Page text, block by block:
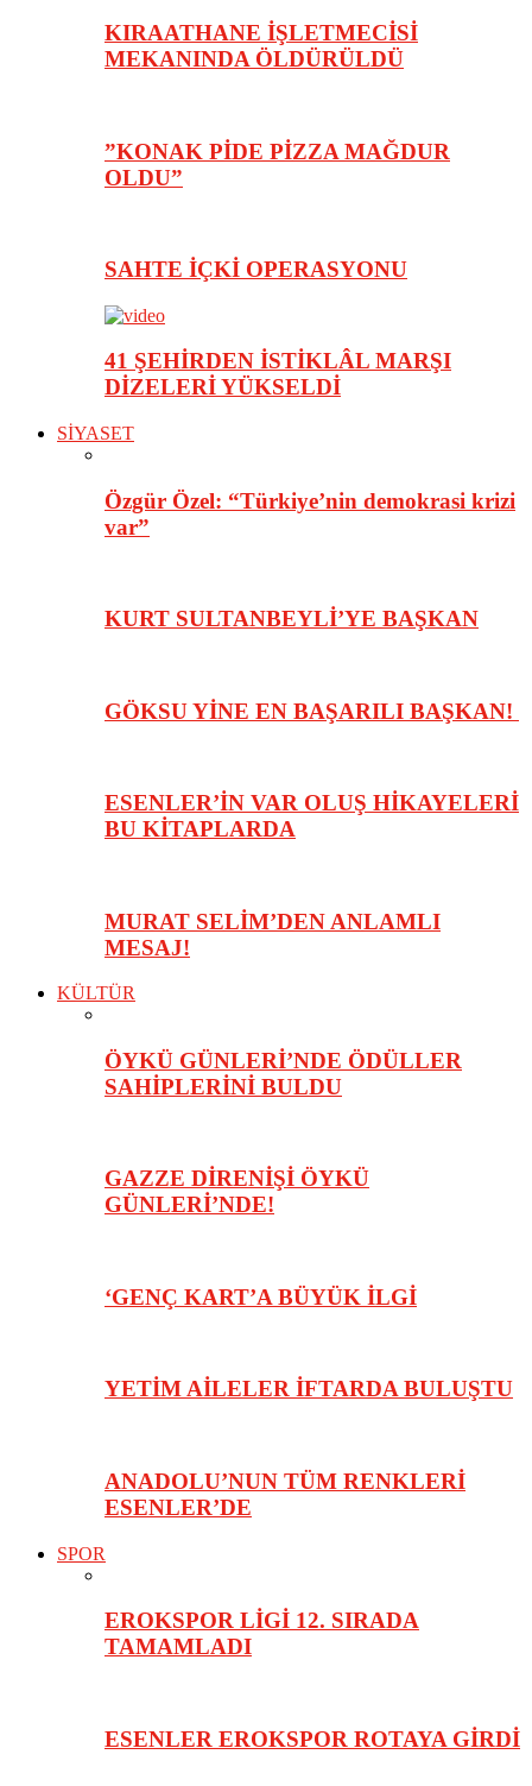
KIRAATHANE İŞLETMECİSİ
MEKANINDA ÖLDÜRÜLDÜ
”KONAK PİDE PİZZA MAĞDUR
OLDU”
SAHTE İÇKİ OPERASYONU
41 ŞEHİRDEN İSTİKLÂL MARŞI
DİZELERİ YÜKSELDİ
SİYASET
Özgür Özel: “Türkiye’nin demokrasi krizi
var”
KURT SULTANBEYLİ’YE BAŞKAN
GÖKSU YİNE EN BAŞARILI BAŞKAN!
ESENLER’İN VAR OLUŞ HİKAYELERİ
BU KİTAPLARDA
MURAT SELİM’DEN ANLAMLI
MESAJ!
KÜLTÜR
ÖYKÜ GÜNLERİ’NDE ÖDÜLLER
SAHİPLERİNİ BULDU
GAZZE DİRENİŞİ ÖYKÜ
GÜNLERİ’NDE!
‘GENÇ KART’A BÜYÜK İLGİ
YETİM AİLELER İFTARDA BULUŞTU
ANADOLU’NUN TÜM RENKLERİ
ESENLER’DE
SPOR
EROKSPOR LİGİ 12. SIRADA
TAMAMLADI
ESENLER EROKSPOR ROTAYA GİRDİ